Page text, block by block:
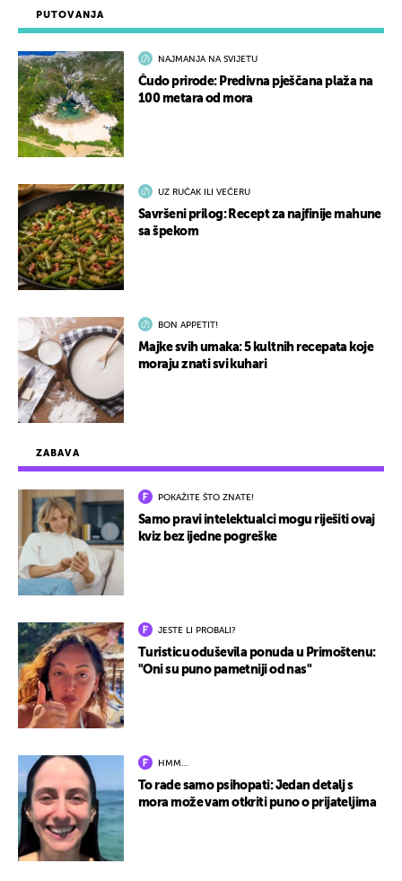
ZABAVA
POKAŽITE ŠTO ZNATE!
Samo pravi intelektualci mogu riješiti ovaj
kviz bez ijedne pogreške
JESTE LI PROBALI?
Turisticu oduševila ponuda u Primoštenu:
"Oni su puno pametniji od nas"
HMM…
To rade samo psihopati: Jedan detalj s
mora može vam otkriti puno o prijateljima
PUTOVANJA
NAJMANJA NA SVIJETU
Čudo prirode: Predivna pješčana plaža na
100 metara od mora
UZ RUČAK ILI VEČERU
Savršeni prilog: Recept za najfinije mahune
sa špekom
BON APPETIT!
Majke svih umaka: 5 kultnih recepata koje
moraju znati svi kuhari